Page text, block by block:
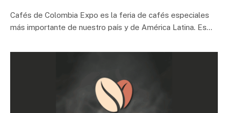
Cafés de Colombia Expo es la feria de cafés especiales
más importante de nuestro país y de América Latina. Es…